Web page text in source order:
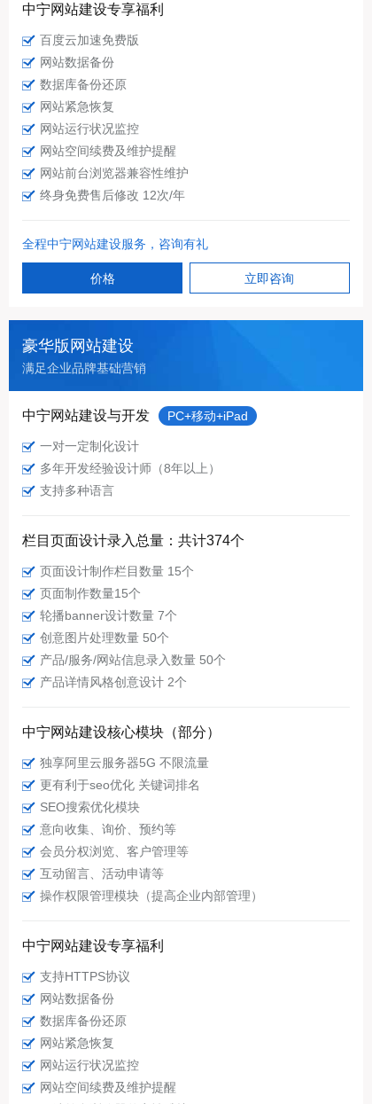
中宁网站建设专享福利
百度云加速免费版
网站数据备份
数据库备份还原
网站紧急恢复
网站运行状况监控
网站空间续费及维护提醒
网站前台浏览器兼容性维护
终身免费售后修改 12次/年
全程中宁网站建设服务，咨询有礼
价格 立即咨询
豪华版网站建设
满足企业品牌基础营销
中宁网站建设与开发 PC+移动+iPad
一对一定制化设计
多年开发经验设计师（8年以上）
支持多种语言
栏目页面设计录入总量：共计374个
页面设计制作栏目数量 15个
页面制作数量15个
轮播banner设计数量 7个
创意图片处理数量 50个
产品/服务/网站信息录入数量 50个
产品详情风格创意设计 2个
中宁网站建设核心模块（部分）
独享阿里云服务器5G 不限流量
更有利于seo优化 关键词排名
SEO搜索优化模块
意向收集、询价、预约等
会员分权浏览、客户管理等
互动留言、活动申请等
操作权限管理模块（提高企业内部管理）
中宁网站建设专享福利
支持HTTPS协议
网站数据备份
数据库备份还原
网站紧急恢复
网站运行状况监控
网站空间续费及维护提醒